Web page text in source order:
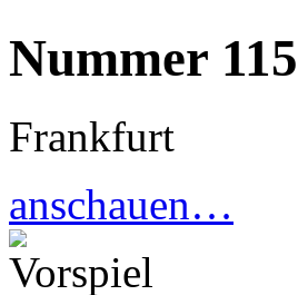
Nummer 115
Frankfurt
anschauen…